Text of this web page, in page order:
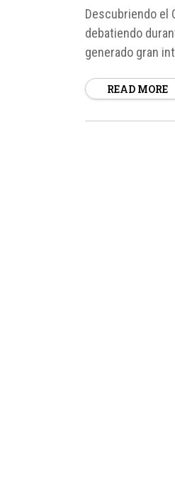
Descubriendo el
debatiendo
generado gran
READ MORE